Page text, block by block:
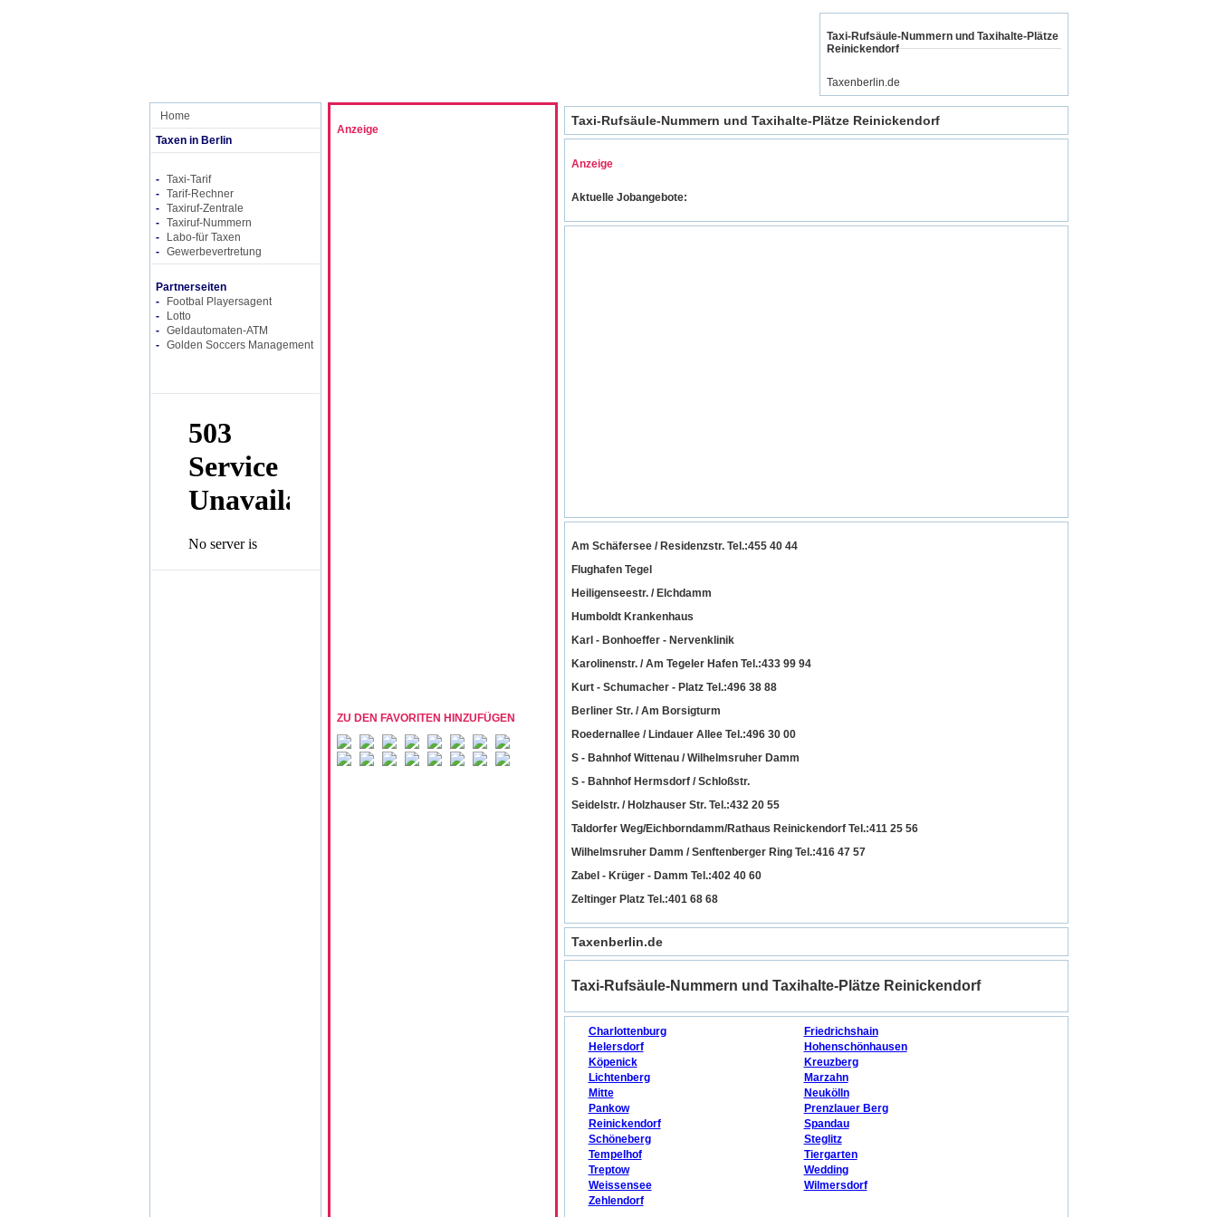
Taxi-Rufsäule-Nummern und Taxihalte-Plätze
Reinickendorf
Taxenberlin.de
Taxi-Rufsäule-Nummern und Taxihalte-Plätze Reinickendorf
Anzeige
Aktuelle Jobangebote:
Am Schäfersee / Residenzstr. Tel.:455 40 44
Flughafen Tegel
Heiligenseestr. / Elchdamm
Humboldt Krankenhaus
Karl - Bonhoeffer - Nervenklinik
Karolinenstr. / Am Tegeler Hafen Tel.:433 99 94
Kurt - Schumacher - Platz Tel.:496 38 88
Berliner Str. / Am Borsigturm
Roedernallee / Lindauer Allee Tel.:496 30 00
S - Bahnhof Wittenau / Wilhelmsruher Damm
S - Bahnhof Hermsdorf / Schloßstr.
Seidelstr. / Holzhauser Str. Tel.:432 20 55
Taldorfer Weg/Eichborndamm/Rathaus Reinickendorf Tel.:411 25 56
Wilhelmsruher Damm / Senftenberger Ring Tel.:416 47 57
Zabel - Krüger - Damm Tel.:402 40 60
Zeltinger Platz Tel.:401 68 68
Taxenberlin.de
Taxi-Rufsäule-Nummern und Taxihalte-Plätze Reinickendorf
Charlottenburg
Friedrichshain
Helersdorf
Hohenschönhausen
Köpenick
Kreuzberg
Lichtenberg
Marzahn
Mitte
Neukölln
Pankow
Prenzlauer Berg
Reinickendorf
Spandau
Schöneberg
Steglitz
Tempelhof
Tiergarten
Treptow
Wedding
Weissensee
Wilmersdorf
Zehlendorf
Home
Taxen in Berlin
- Taxi-Tarif
- Tarif-Rechner
- Taxiruf-Zentrale
- Taxiruf-Nummern
-
Labo-für Taxen
- Gewerbevertretung
Partnerseiten
-
Footbal Playersagent
-
Lotto
- Geldautomaten-ATM
- Golden Soccers Management
Anzeige
ZU DEN FAVORITEN HINZUFÜGEN